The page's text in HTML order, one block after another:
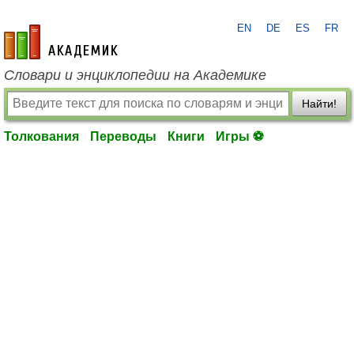
academic.ru
EN DE ES FR
Словари и энциклопедии на Академике
Найти!
Толкования Переводы Книги Игры ⚽